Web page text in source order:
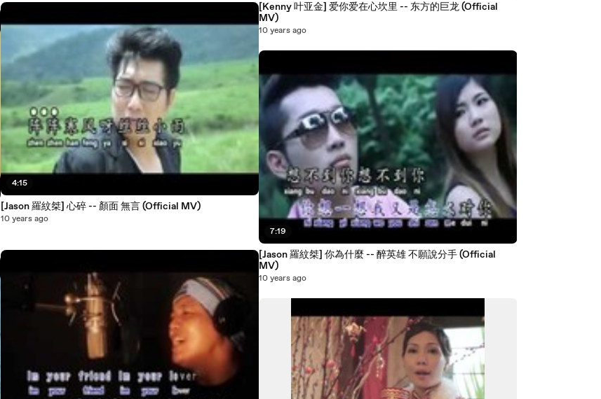
4:15
[Jason 羅紋桀] 心碎 -- 顏面 無言 (Official MV)
10 years ago
[Kenny 叶亚金] 爱你爱在心坎里 -- 东方的巨龙 (Official
MV)
10 years ago
7:19
[Jason 羅紋桀] 你為什麼 -- 醉英雄 不願說分手 (Official
MV)
10 years ago